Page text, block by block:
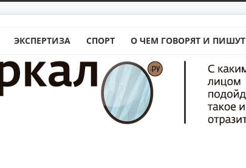
ЭКСПЕРТИЗА СПОРТ О ЧЕМ ГОВОРЯТ И ПИШУТ